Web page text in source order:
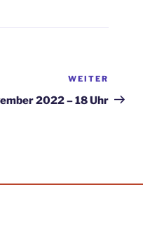
Beitrag
WEITER
2022 – 18 Uhr